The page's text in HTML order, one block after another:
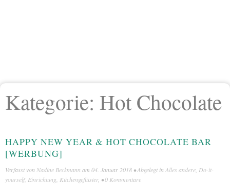
Kategorie: Hot Chocolate
HAPPY NEW YEAR & HOT CHOCOLATE BAR
[WERBUNG]
Verfasst von Nadine Beckmann am 04. Januar 2018 • Abgelegt in Alles andere Do-it-
yourself, Einrichtung Küchengeflüster, •0 Kommentare